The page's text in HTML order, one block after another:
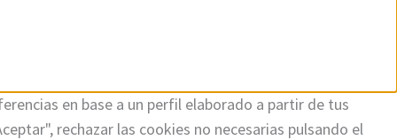
en base a un perfil elaborado a partir de tus
rechazar las cookies no necesarias pulsando el